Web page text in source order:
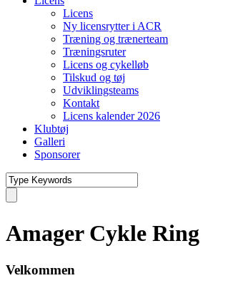
Licens
Ny licensrytter i ACR
Træning og trænerteam
Træningsruter
Licens og cykelløb
Tilskud og tøj
Udviklingsteams
Kontakt
Licens kalender 2026
Klubtøj
Galleri
Sponsorer
Amager Cykle Ring
Velkommen